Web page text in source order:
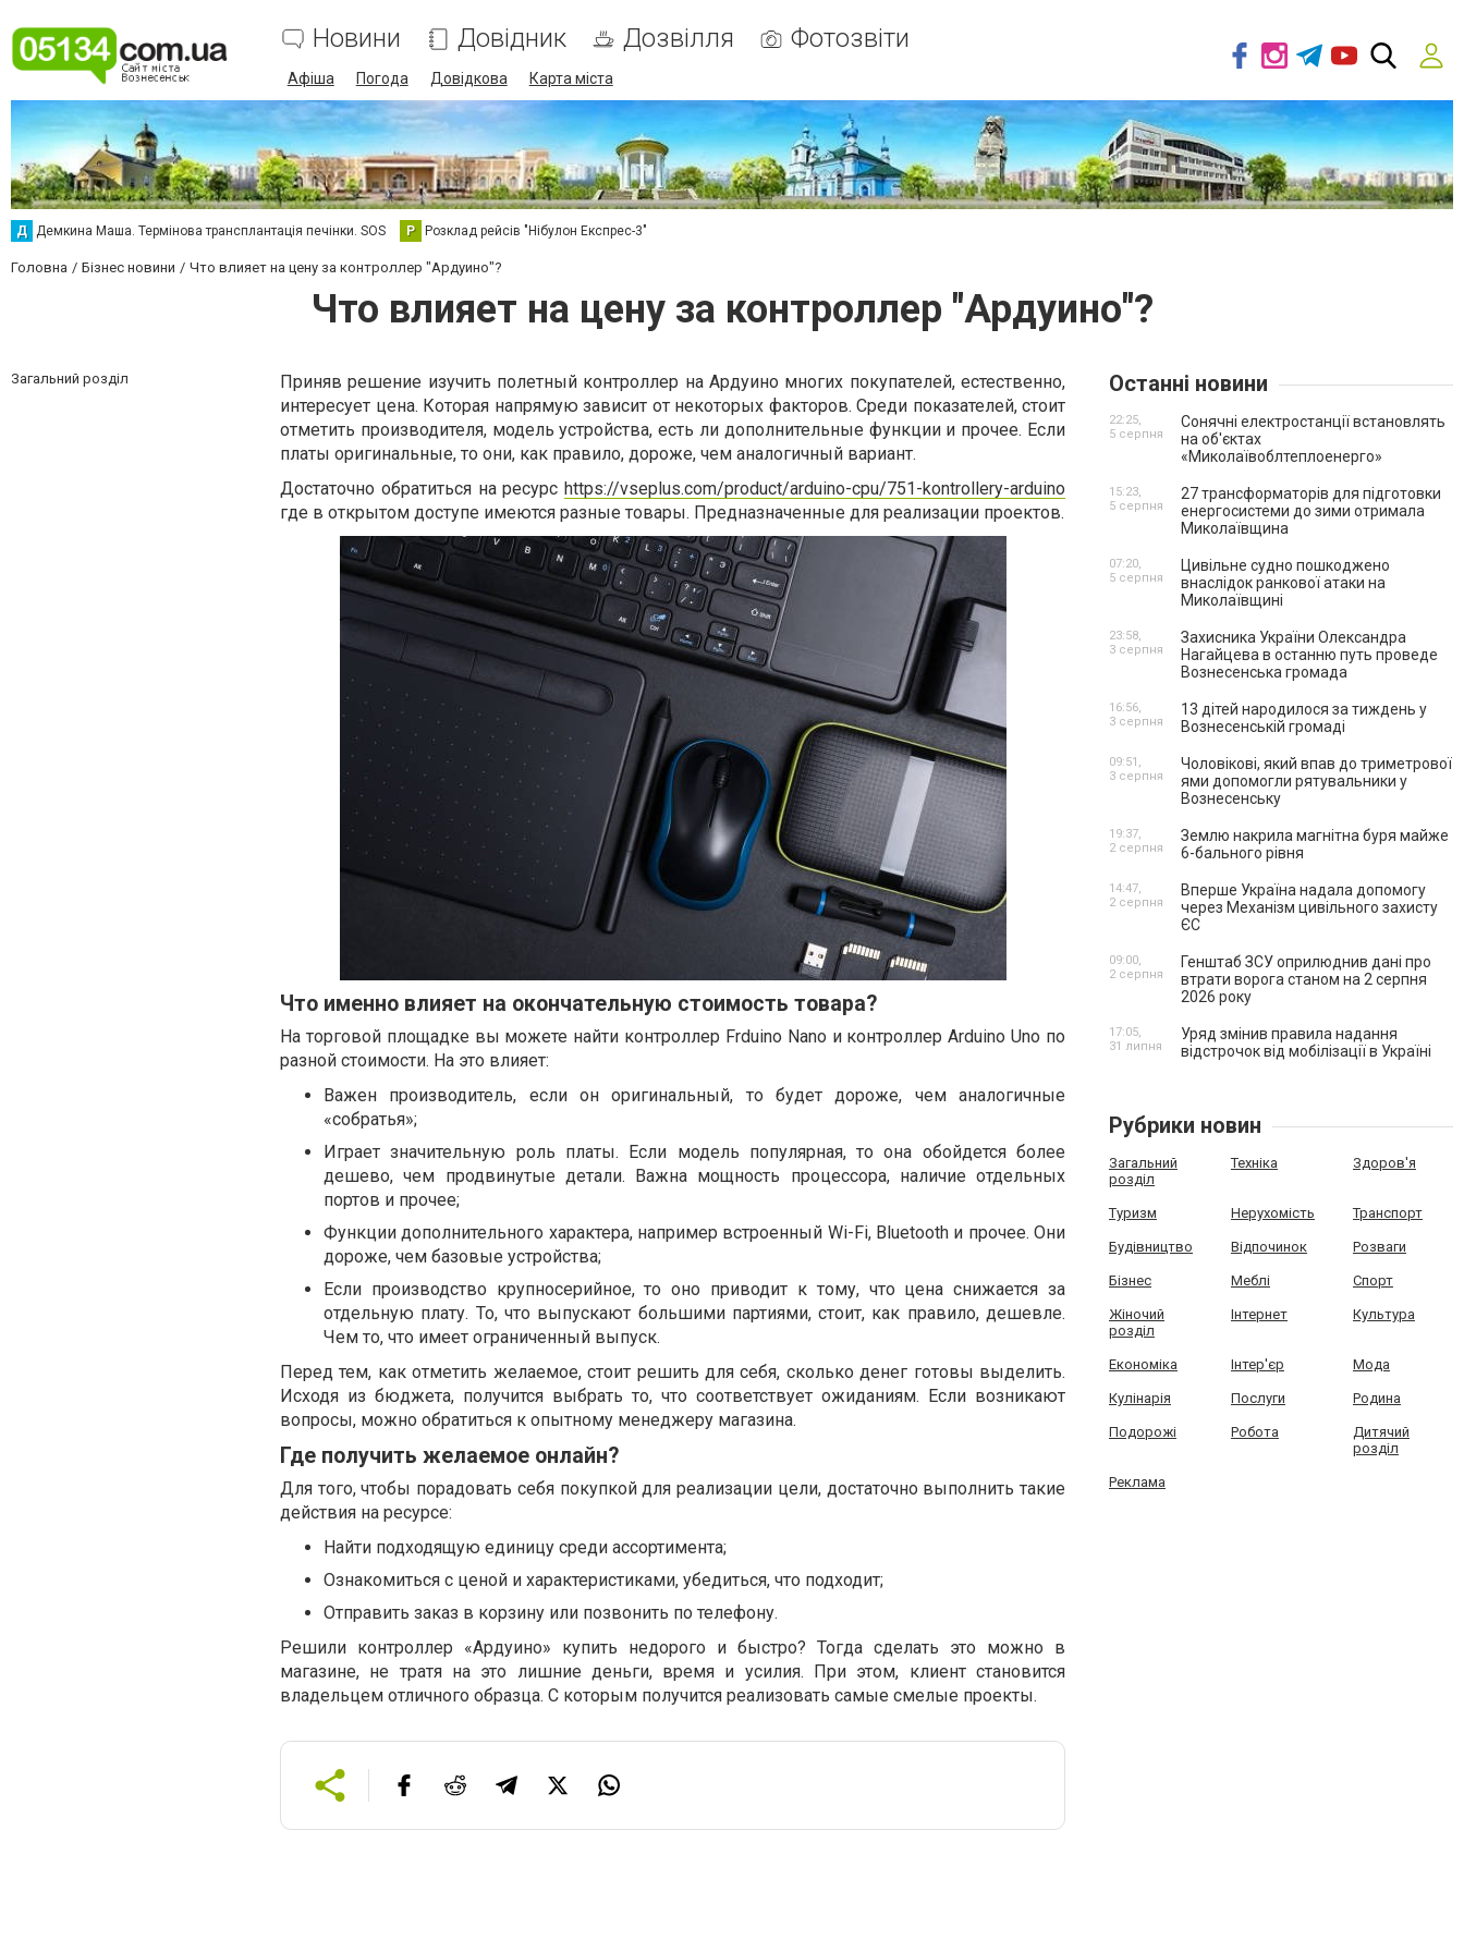
Новини Довідник Дозвілля Фотозвіти
Афіша Погода Довідкова Карта міста
Д Демкина Маша. Термінова трансплантація печінки. SOS Р Розклад рейсів "Нібулон Експрес-3"
Головна Бізнес новини Что влияет на цену за контроллер "Ардуино"?
Что влияет на цену за контроллер "Ардуино"?
Загальний розділ
Приняв решение изучить полетный контроллер на Ардуино многих покупателей, естественно,
интересует цена. Которая напрямую зависит от некоторых факторов. Среди показателей, стоит
отметить производителя, модель устройства, есть ли дополнительные функции и прочее. Если
платы оригинальные, то они, как правило, дороже, чем аналогичный вариант.
Достаточно обратиться на ресурс https://vseplus.com/product/arduino-cpu/751-kontrollery-arduino
где в открытом доступе имеются разные товары. Предназначенные для реализации проектов.
Что именно влияет на окончательную стоимость товара?
На торговой площадке вы можете найти контроллер Frduino Nano и контроллер Аrduino Uno по
разной стоимости. На это влияет:
Важен производитель, если он оригинальный, то будет дороже, чем аналогичные
«собратья»;
Играет значительную роль платы. Если модель популярная, то она обойдется более
дешево, чем продвинутые детали. Важна мощность процессора, наличие отдельных
портов и прочее;
Функции дополнительного характера, например встроенный Wi-Fi, Bluetooth и прочее. Они
дороже, чем базовые устройства;
Если производство крупносерийное, то оно приводит к тому, что цена снижается за
отдельную плату. То, что выпускают большими партиями, стоит, как правило, дешевле.
Чем то, что имеет ограниченный выпуск.
Перед тем, как отметить желаемое, стоит решить для себя, сколько денег готовы выделить.
Исходя из бюджета, получится выбрать то, что соответствует ожиданиям. Если возникают
вопросы, можно обратиться к опытному менеджеру магазина.
Где получить желаемое онлайн?
Для того, чтобы порадовать себя покупкой для реализации цели, достаточно выполнить такие
действия на ресурсе:
Найти подходящую единицу среди ассортимента;
Ознакомиться с ценой и характеристиками, убедиться, что подходит;
Отправить заказ в корзину или позвонить по телефону.
Решили контроллер «Ардуино» купить недорого и быстро? Тогда сделать это можно в
магазине, не тратя на это лишние деньги, время и усилия. При этом, клиент становится
владельцем отличного образца. С которым получится реализовать самые смелые проекты.
Останні новини
Сонячні електростанції встановлять
на об'єктах
«Миколаївоблтеплоенерго»
22:25,
5 серпня
27 трансформаторів для підготовки
енергосистеми до зими отримала
Миколаївщина
15:23,
5 серпня
Цивільне судно пошкоджено
внаслідок ранкової атаки на
Миколаївщині
07:20,
5 серпня
Захисника України Олександра
Нагайцева в останню путь проведе
Вознесенська громада
23:58,
3 серпня
13 дітей народилося за тиждень у
Вознесенській громаді
16:56,
3 серпня
Чоловікові, який впав до триметрової
ями допомогли рятувальники у
Вознесенську
09:51,
3 серпня
Землю накрила магнітна буря майже
6-бального рівня
19:37,
2 серпня
Вперше Україна надала допомогу
через Механізм цивільного захисту
ЄС
14:47,
2 серпня
Генштаб ЗСУ оприлюднив дані про
втрати ворога станом на 2 серпня
2026 року
09:00,
2 серпня
Уряд змінив правила надання
відстрочок від мобілізації в Україні
17:05,
31 липня
Рубрики новин
Загальний
розділ
Техніка Здоров'я
Туризм Нерухомість Транспорт
Будівництво Відпочинок Розваги
Бізнес Меблі Спорт
Жіночий
розділ
Інтернет Культура
Економіка Інтер'єр Мода
Кулінарія Послуги Родина
Подорожі Робота
Дитячий
розділ
Реклама